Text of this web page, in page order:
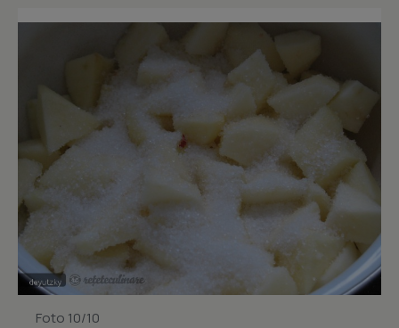
Foto 10/10